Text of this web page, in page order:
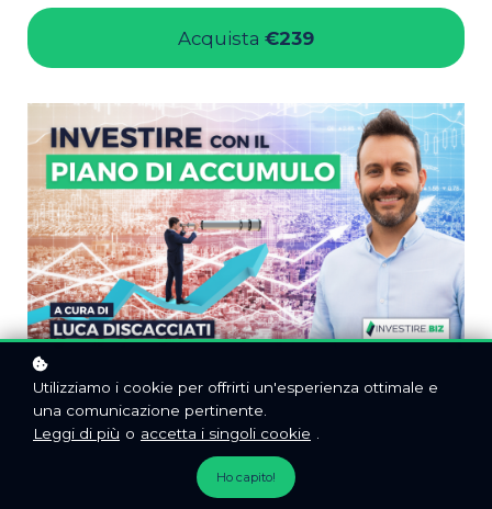
Acquista €239
Utilizziamo i cookie per offrirti un'esperienza ottimale e
una comunicazione pertinente.
Leggi di più o accetta i singoli cookie
Ho capito!